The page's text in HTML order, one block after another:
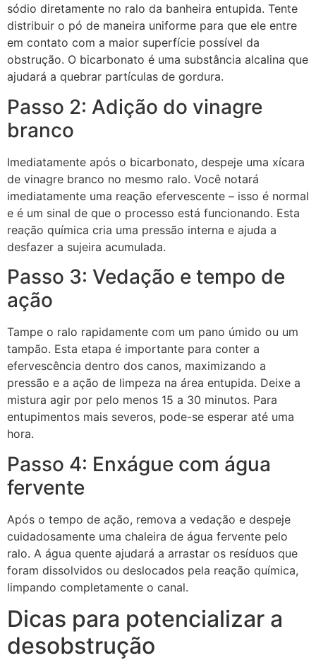
sódio diretamente no ralo da banheira entupida. Tente
distribuir o pó de maneira uniforme para que ele entre
em contato com a maior superfície possível da
obstrução. O bicarbonato é uma substância alcalina que
ajudará a quebrar partículas de gordura.
Passo 2: Adição do vinagre
branco
Imediatamente após o bicarbonato, despeje uma xícara
de vinagre branco no mesmo ralo. Você notará
imediatamente uma reação efervescente – isso é normal
e é um sinal de que o processo está funcionando. Esta
reação química cria uma pressão interna e ajuda a
desfazer a sujeira acumulada.
Passo 3: Vedação e tempo de
ação
Tampe o ralo rapidamente com um pano úmido ou um
tampão. Esta etapa é importante para conter a
efervescência dentro dos canos, maximizando a
pressão e a ação de limpeza na área entupida. Deixe a
mistura agir por pelo menos 15 a 30 minutos. Para
entupimentos mais severos, pode-se esperar até uma
hora.
Passo 4: Enxágue com água
fervente
Após o tempo de ação, remova a vedação e despeje
cuidadosamente uma chaleira de água fervente pelo
ralo. A água quente ajudará a arrastar os resíduos que
foram dissolvidos ou deslocados pela reação química,
limpando completamente o canal.
Dicas para potencializar a
desobstrução